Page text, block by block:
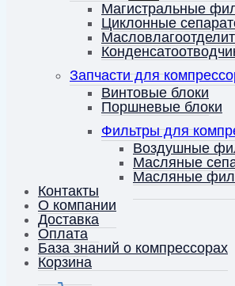
меню
Магистральные
Циклонные
Запчасти для
Винтовые блоки
Поршневые блоки
Фильтры для
Воздушные
Масляные
Масляные
Контакты
О компании
Доставка
Оплата
База знаний о компрессорах
Корзина